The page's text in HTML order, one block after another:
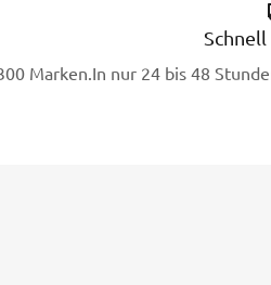
Marken.In nur 24 bis 48